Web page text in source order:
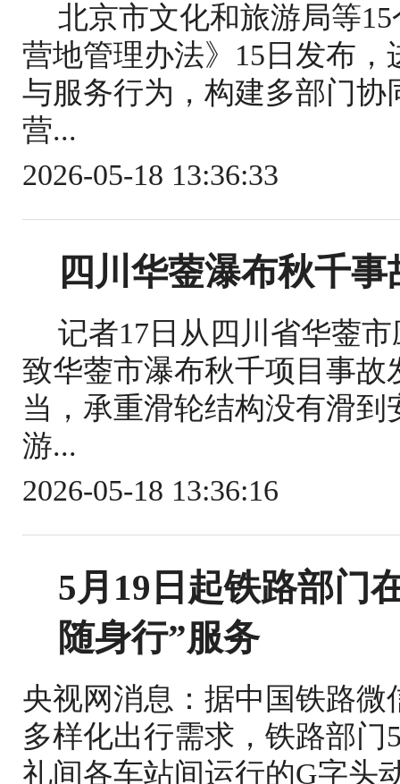
北京市文化和旅游局等
营地管理办法》15日发布
与服务行为，构建多部门
营...
2026-05-18 13:36:33
四川华蓥瀑布秋千
记者17日从四川省华蓥
致华蓥市瀑布秋千项目事
当，承重滑轮结构没有滑
游...
2026-05-18 13:36:16
5月19日起铁路部门
随身行”服务
央视网消息：据中国铁路
多样化出行需求，铁路部门
礼间各车站间运行的G字头